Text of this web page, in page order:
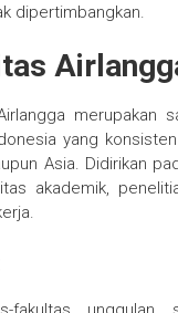
dipertimbangkan.
merupakan
yang
Asia. Didirikan
akademik,